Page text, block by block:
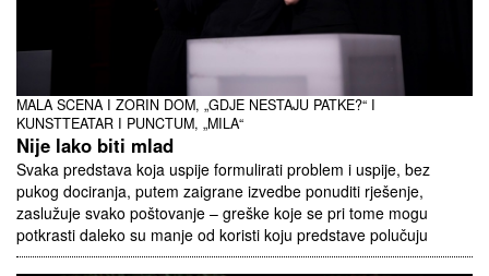
MALA SCENA I ZORIN DOM, „GDJE NESTAJU PATKE?“ I
KUNSTTEATAR I PUNCTUM, „MILA“
Nije lako biti mlad
Svaka predstava koja uspije formulirati problem i uspije, bez
pukog dociranja, putem zaigrane izvedbe ponuditi rješenje,
zaslužuje svako poštovanje – greške koje se pri tome mogu
potkrasti daleko su manje od koristi koju predstave polučuju